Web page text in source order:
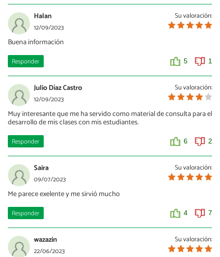
Su valoración:
Halan
12/09/2023
Buena información
Responder 5 1
Su valoración:
Julio Díaz Castro
12/09/2023
Muy interesante que me ha servido como material de consulta para el
desarrollo de mis clases con mis estudiantes.
Responder 6 2
Su valoración:
Saira
09/07/2023
Me parece exelente y me sirvió mucho
Responder 4 7
Su valoración:
wazazin
22/06/2023